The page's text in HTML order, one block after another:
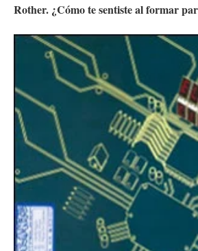
Rother. ¿Cómo te sentiste al formar